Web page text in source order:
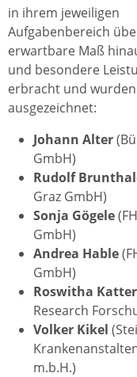
in ihrem jeweiligen
Aufgabenbereich
erwartbare Maß
und besondere
erbracht und
ausgezeichnet:
Johann Alter
GmbH)
Rudolf
Graz GmbH)
Sonja Gögele
GmbH)
Andrea Hable
GmbH)
Roswitha Katter
Research
Volker Kikel
m.b.H.)